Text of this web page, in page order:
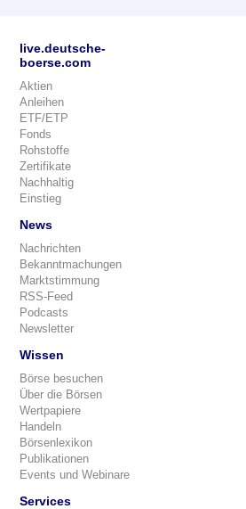
live.deutsche-
boerse.com
Aktien
Anleihen
ETF/ETP
Fonds
Rohstoffe
Zertifikate
Nachhaltig
Einstieg
News
Nachrichten
Bekanntmachungen
Marktstimmung
RSS-Feed
Podcasts
Newsletter
Wissen
Börse besuchen
Über die Börsen
Wertpapiere
Handeln
Börsenlexikon
Publikationen
Events und Webinare
Services